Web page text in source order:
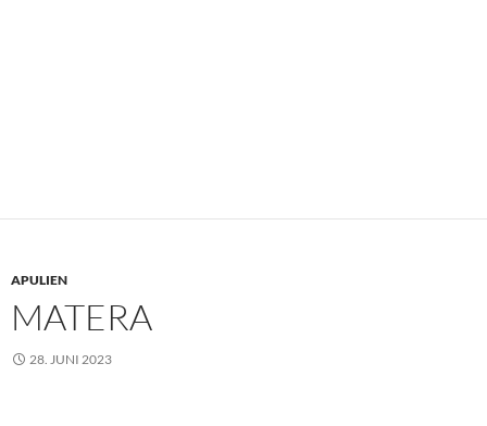
APULIEN
MATERA
28. JUNI 2023